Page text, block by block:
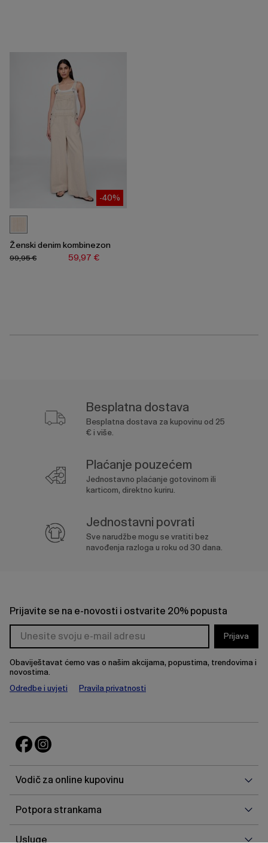
-40%
Ženski denim kombinezon
59,97 €
99,95 €
Besplatna dostava
Besplatna dostava za kupovinu od 25
€ i više.
Plaćanje pouzećem
Jednostavno plaćanje gotovinom ili
karticom, direktno kuriru.
Jednostavni povrati
Sve narudžbe mogu se vratiti bez
navođenja razloga u roku od 30 dana.
Prijavite se na e-novosti i ostvarite 20% popusta
Prijava
Obaviještavat ćemo vas o našim akcijama, popustima, trendovima i
novostima.
Odredbe i uvjeti
Pravila privatnosti
Vodič za online kupovinu
Potpora strankama
Usluge